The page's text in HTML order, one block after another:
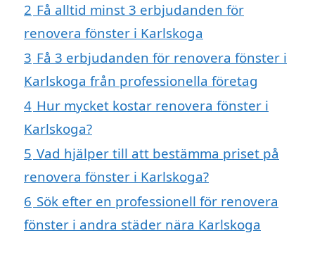
2 Få alltid minst 3 erbjudanden för
renovera fönster i Karlskoga
3 Få 3 erbjudanden för renovera fönster i
Karlskoga från professionella företag
4 Hur mycket kostar renovera fönster i
Karlskoga?
5 Vad hjälper till att bestämma priset på
renovera fönster i Karlskoga?
6 Sök efter en professionell för renovera
fönster i andra städer nära Karlskoga